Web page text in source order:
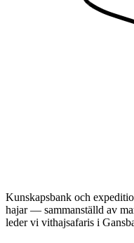
Kunskapsbank och
hajar — sammanställd av
leder vi vithajsafaris i